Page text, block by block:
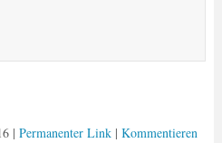
| Permanenter Link| Kommentieren